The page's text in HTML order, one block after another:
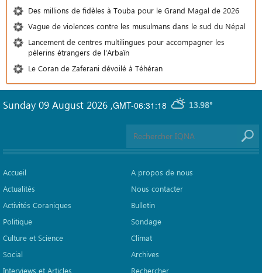
Des millions de fidèles à Touba pour le Grand Magal de 2026
Vague de violences contre les musulmans dans le sud du Népal
Lancement de centres multilingues pour accompagner les
pèlerins étrangers de l'Arbaïn
Le Coran de Zaferani dévoilé à Téhéran
GMT-06:31:18 13.98°
Sunday 09 August 2026 ,
Accueil
Actualités
Activités Coraniques
Politique
Culture et Science
Social
Interviews et Articles
A propos de nous
Nous contacter
Bulletin
Sondage
Climat
Archives
Rechercher